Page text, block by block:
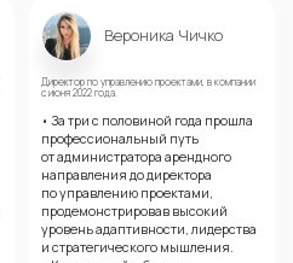
Вероника Чичко
Директор по управлению проектами, в компании
с июня 2022 года.
• За три с половиной года прошла
профессиональный путь
от администратора арендного
направления до директора
по управлению проектами,
продемонстрировав высокий
уровень адаптивности, лидерства
и стратегического мышления.